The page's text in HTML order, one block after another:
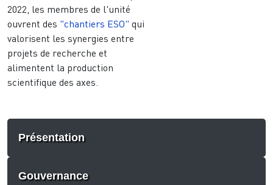
2022, les membres de l'unité
ouvrent des "chantiers ESO" qui
valorisent les synergies entre
projets de recherche et
alimentent la production
scientifique des axes.
Présentation
Gouvernance